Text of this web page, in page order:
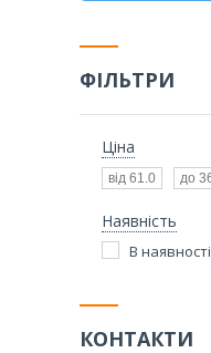
ФІЛЬТРИ
Ціна
Наявність
В наявності
КОНТАКТИ